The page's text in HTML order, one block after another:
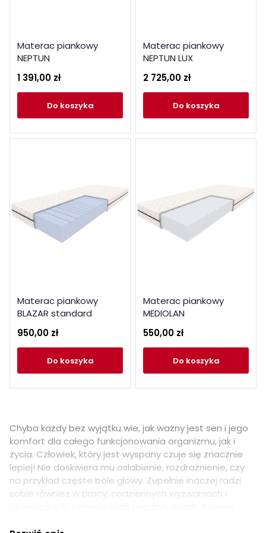
Materac piankowy
NEPTUN
1 391,00 zł
do koszyka
Materac piankowy
NEPTUN LUX
2 725,00 zł
do koszyka
Materac piankowy
BLAZAR standard
950,00 zł
do koszyka
Materac piankowy
MEDIOLAN
550,00 zł
do koszyka
Chyba każdy bez wyjątku wie, jak ważny jest sen i jego
komfort dla całego funkcjonowania organizmu, jak i
życia. Człowiek, który jest wyspany czuje się znacznie
lepiej! Nie doskwiera mu osłabienie, rozdrażnienie, czy
na przykład częste bóle głowy. Zupełnie inaczej radzi
sobie również w pracy, codziennych wyzwaniach i